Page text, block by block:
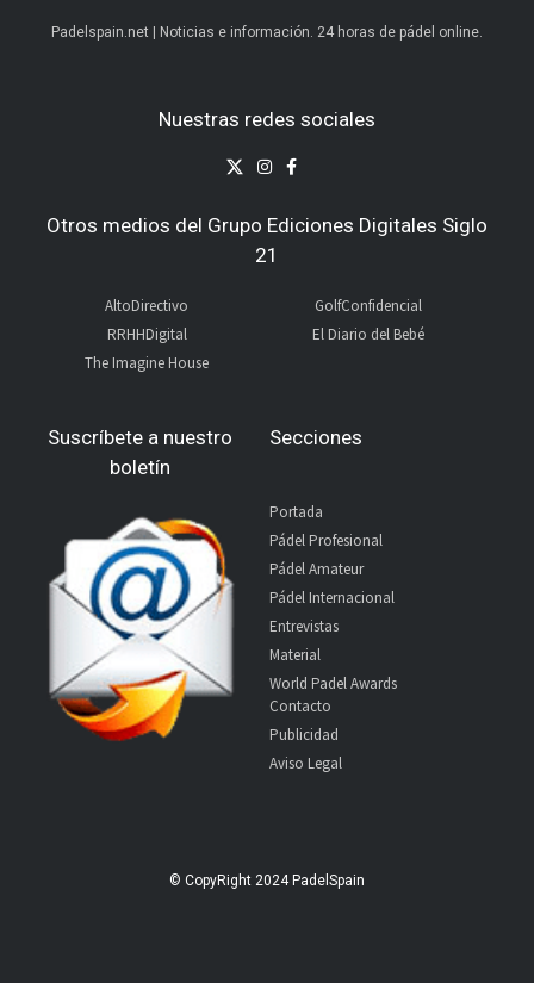
Padelspain.net | Noticias e información. 24 horas de pádel online.
Nuestras redes sociales
Otros medios del Grupo Ediciones Digitales Siglo
21
AltoDirectivo
RRHHDigital
The Imagine House
GolfConfidencial
El Diario del Bebé
Suscríbete a nuestro
boletín
Secciones
Portada
Pádel Profesional
Pádel Amateur
Pádel Internacional
Entrevistas
Material
World Padel Awards
Contacto
Publicidad
Aviso Legal
© CopyRight 2024 PadelSpain